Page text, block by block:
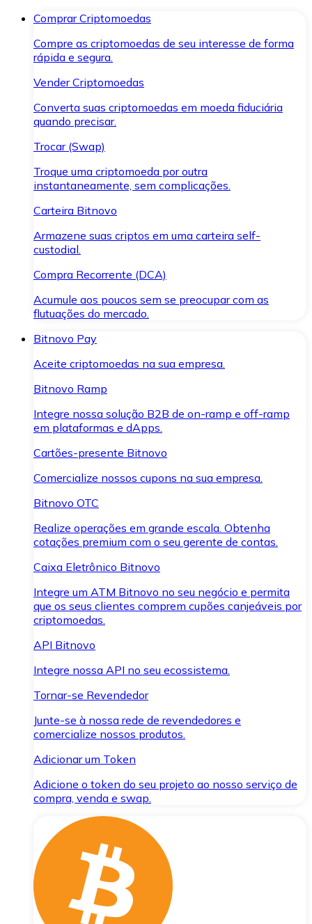
Comprar Criptomoedas
Compre as criptomoedas de seu interesse de forma
rápida e segura.
Vender Criptomoedas
Converta suas criptomoedas em moeda fiduciária
quando precisar.
Trocar (Swap)
Troque uma criptomoeda por outra
instantaneamente, sem complicações.
Carteira Bitnovo
Armazene suas criptos em uma carteira self-
custodial.
Compra Recorrente (DCA)
Acumule aos poucos sem se preocupar com as
flutuações do mercado.
Bitnovo Pay
Aceite criptomoedas na sua empresa.
Bitnovo Ramp
Integre nossa solução B2B de on-ramp e off-ramp
em plataformas e dApps.
Cartões-presente Bitnovo
Comercialize nossos cupons na sua empresa.
Bitnovo OTC
Realize operações em grande escala. Obtenha
cotações premium com o seu gerente de contas.
Caixa Eletrônico Bitnovo
Integre um ATM Bitnovo no seu negócio e permita
que os seus clientes comprem cupões canjeáveis por
criptomoedas.
API Bitnovo
Integre nossa API no seu ecossistema.
Tornar-se Revendedor
Junte-se à nossa rede de revendedores e
comercialize nossos produtos.
Adicionar um Token
Adicione o token do seu projeto ao nosso serviço de
compra, venda e swap.